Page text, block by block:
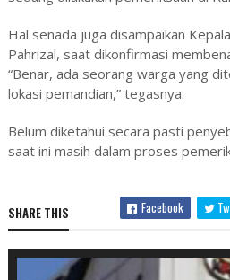
Hal senada juga disampaikan
Pahrizal, saat dikonfirmasi
“Benar, ada seorang warga yang
lokasi pemandian,” tegasnya.
Belum diketahui secara pasti
saat ini masih dalam proses
SHARE THIS Facebook